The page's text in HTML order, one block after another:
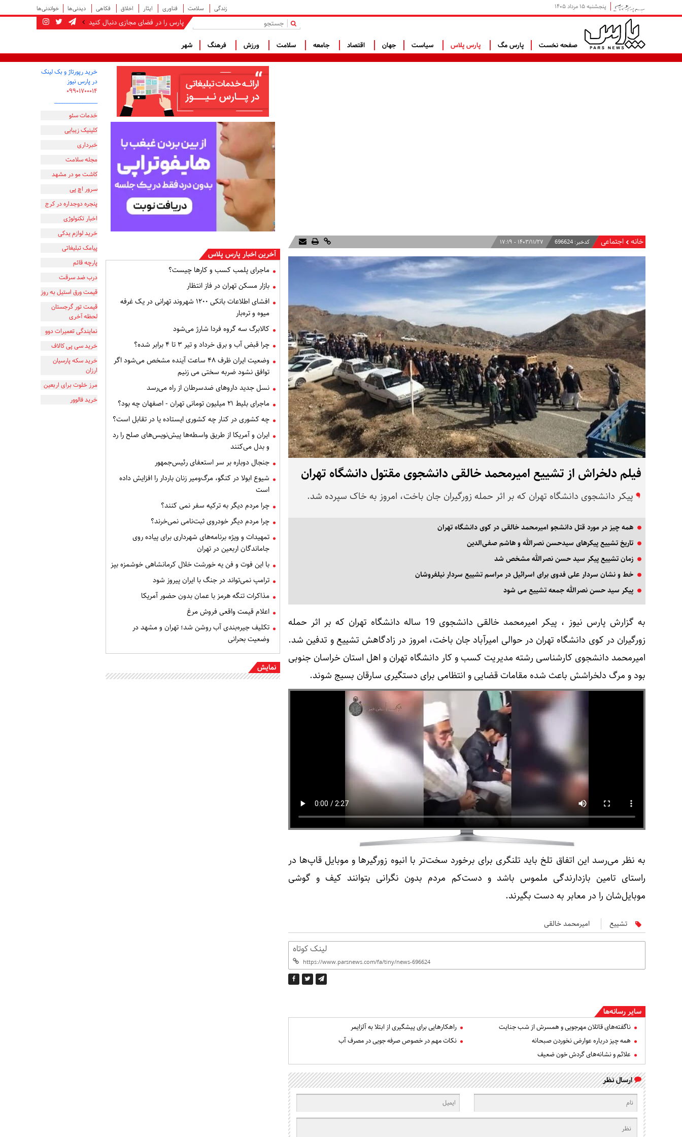
پنجشنبه ۱۵ مرداد ۱۴۰۵ زندگی سلامت فناوری ایثار اخلاق فکاهی دیدنی‌ها خواندنی‌ها
پارس را در فضای مجازی دنبال کنید |
صفحه نخست پارس مگ پارس پلاس سیاست جهان اقتصاد جامعه سلامت ورزش فرهنگ شهر
خانه اجتماعی کدخبر:696624 ۱۴۰۳/۱۱/۲۷ - ۱۷:۱۹
فیلم دلخراش از تشییع امیرمحمد خالقی دانشجوی مقتول دانشگاه تهران
پیکر دانشجوی دانشگاه تهران که بر اثر حمله زورگیران جان باخت، امروز به خاک سپرده شد.
همه چیز در مورد قتل دانشجو امیرمحمد خالقی در کوی دانشگاه تهران
تاریخ تشییع پیکرهای سیدحسن نصرالله و هاشم صفی‌الدین
زمان تشییع پیکر سید حسن نصرالله مشخص شد
خط و نشان سردار علی فدوی برای اسرائیل در مراسم تشییع سردار نیلفروشان
پیکر سید حسن نصرالله جمعه تشییع می‌ شود
به گزارش پارس نیوز ، پیکر امیرمحمد خالقی دانشجوی 19 ساله دانشگاه تهران که بر اثر حمله
زورگیران در کوی دانشگاه تهران در حوالی امیرآباد جان باخت، امروز در زادگاهش تشییع و تدفین شد.
امیرمحمد دانشجوی کارشناسی رشته مدیریت کسب و کار دانشگاه تهران و اهل استان خراسان جنوبی
بود و مرگ دلخراشش باعث شده مقامات قضایی و انتظامی برای دستگیری سارقان بسیج شوند.
به نظر می‌رسد این اتفاق تلخ باید تلنگری برای برخورد سخت‌تر با انبوه زورگیرها و موبایل قاپ‌ها در
راستای تامین بازدارندگی ملموس باشد و دست‌کم مردم بدون نگرانی بتوانند کیف و گوشی
موبایل‌شان را در معابر به دست بگیرند.
تشییع امیرمحمد خالقی
لینک کوتاه
سایر رسانه‌ها
ناگفته‌های قاتلان مهرجویی و همسرش از شب جنایت
راهکارهایی برای پیشگیری از ابتلا به آلزایمر
همه چیز درباره عوارض نخوردن صبحانه
نکات مهم در خصوص صرفه جویی در مصرف آب
علائم و نشانه‌های گردش خون ضعیف
ارسال نظر
آخرین اخبار پارس پلاس
ماجرای پلمب کسب و کارها چیست؟
بازار مسکن تهران در فاز انتظار
افشای اطلاعات بانکی ۱۲۰۰ شهروند تهرانی در یک غرفه
میوه و تره‌بار
کالابرگ سه گروه فردا شارژ می‌شود
چرا قبض آب و برق خرداد و تیر ۳ تا ۴ برابر شده؟
وضعیت ایران ظرف ۴۸ ساعت آینده مشخص می‌شود اگر
توافق نشود ضربه سختی می زنیم
نسل جدید داروهای ضدسرطان از راه می‌رسد
ماجرای بلیط ۲۱ میلیون تومانی تهران - اصفهان چه بود؟
چه کشوری در کنار چه کشوری ایستاده یا در تقابل است؟
ایران و آمریکا از طریق واسطه‌ها پیش‌نویس‌های صلح را رد
و بدل می‌کنند
جنجال دوباره بر سر استعفای رئیس‌جمهور
شیوع ابولا در کنگو، مرگ‌ومیر زنان باردار را افزایش داده
است
چرا مردم دیگر به ترکیه سفر نمی کنند؟
چرا مردم دیگر خودروی ثبت‌نامی نمی‌خرند؟
تمهیدات و ویژه برنامه‌های شهرداری برای پیاده روی
جاماندگان اربعین در تهران
با این فوت و فن یه خورشت خلال کرمانشاهی خوشمزه بپز
ترامپ نمی‌تواند در جنگ با ایران پیروز شود
مذاکرات تنگه هرمز با عمان بدون حضور آمریکا
اعلام قیمت واقعی فروش مرغ
تکلیف جیره‌بندی آب روشن شد؛ تهران و مشهد در
وضعیت بحرانی
نمایش
خرید رپورتاژ و بک لینک
در پارس نیوز
۰۹۹۰۱۷۰۰۰۱۴
_________________
خدمات سئو
کلینیک زیبایی
خبرداری
مجله سلامت
کاشت مو در مشهد
سرور اچ پی
پنجره دوجداره در کرج
اخبار تکنولوژی
خرید لوازم یدکی
پیامک تبلیغاتی
پارچه قائم
درب ضد سرقت
قیمت ورق استیل به روز
قیمت تور گرجستان
لحظه آخری
نمایندگی تعمیرات دوو
خرید سی پی کالاف
خرید سکه پارسیان
ارزان
مرز خلوت برای اربعین
خرید فالوور